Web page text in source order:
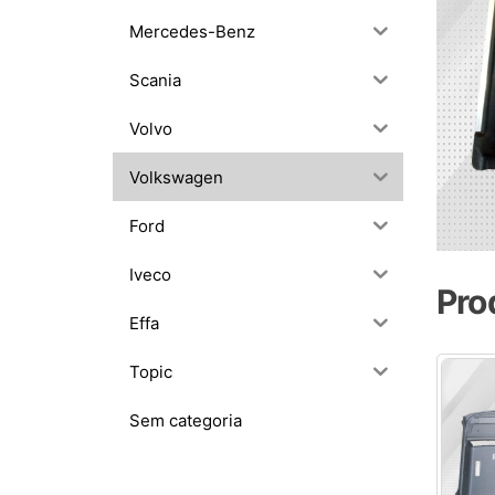
Mercedes-Benz
Scania
Volvo
Volkswagen
Ford
Iveco
Effa
Topic
Sem categoria